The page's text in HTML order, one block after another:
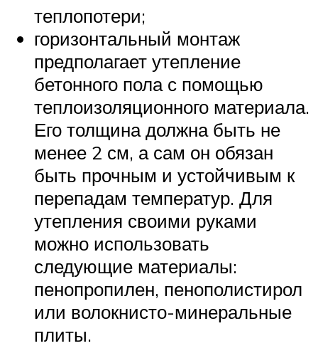
теплопотери;
горизонтальный монтаж
предполагает утепление
бетонного пола с помощью
теплоизоляционного материала.
Его толщина должна быть не
менее 2 см, а сам он обязан
быть прочным и устойчивым к
перепадам температур. Для
утепления своими руками
можно использовать
следующие материалы:
пенопропилен, пенополистирол
или волокнисто-минеральные
плиты.